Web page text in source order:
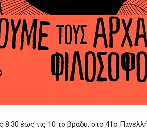
8:30 έως τις 10 το βράδυ, στο 41ο